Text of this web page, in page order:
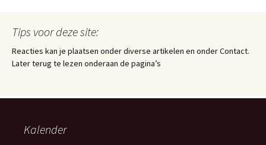
Tips voor deze site:
Reacties kan je plaatsen onder diverse artikelen en onder Contact.
Later terug te lezen onderaan de pagina’s
Kalender